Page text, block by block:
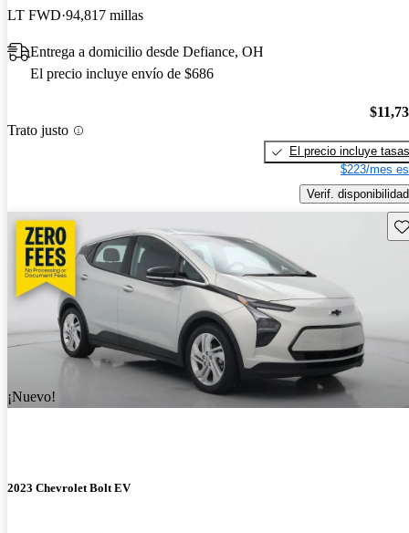
LT FWD 94,817 millas
Entrega a domicilio desde Defiance, OH
El precio incluye envío de $686
Trato justo
El precio incluye tasas
$223/mes
Verif. disponibilidad
¡Nuevo!
2023 Chevrolet Bolt EV